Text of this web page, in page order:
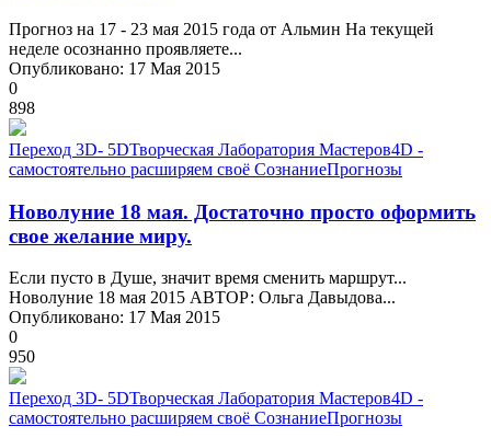
Прогноз на 17 - 23 мая 2015 года от Альмин На текущей
неделе осознанно проявляете...
Опубликовано: 17 Мая 2015
0
898
Переход 3D- 5DТворческая Лаборатория Мастеров4D -
самостоятельно расширяем своё СознаниеПрогнозы
Новолуние 18 мая. Достаточно просто оформить
свое желание миру.
Если пусто в Душе, значит время сменить маршрут...
Новолуние 18 мая 2015 АВТОР: Ольга Давыдова...
Опубликовано: 17 Мая 2015
0
950
Переход 3D- 5DТворческая Лаборатория Мастеров4D -
самостоятельно расширяем своё СознаниеПрогнозы